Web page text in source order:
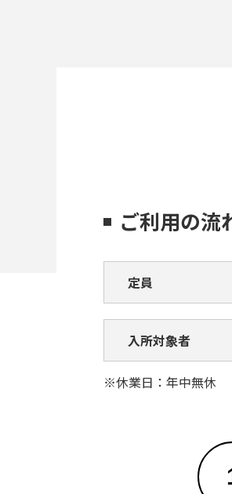
ご利用の流
定員
入所対象者
※休業日：年中無休